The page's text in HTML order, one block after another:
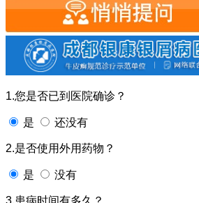
1.您是否已到医院确诊？
是 还没有
2.是否使用外用药物？
是 没有
3.患病时间有多久？